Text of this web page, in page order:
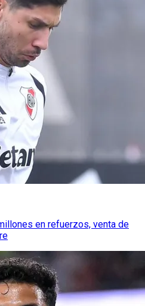
en refuerzos, venta de